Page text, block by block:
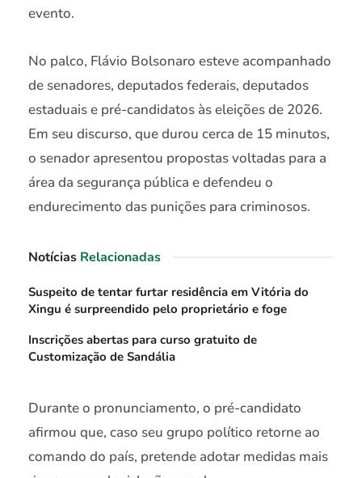
evento.
No palco, Flávio Bolsonaro esteve acompanhado
de senadores, deputados federais, deputados
estaduais e pré-candidatos às eleições de 2026.
Em seu discurso, que durou cerca de 15 minutos,
o senador apresentou propostas voltadas para a
área da segurança pública e defendeu o
endurecimento das punições para criminosos.
Notícias Relacionadas
Suspeito de tentar furtar residência em Vitória do
Xingu é surpreendido pelo proprietário e foge
Inscrições abertas para curso gratuito de
Customização de Sandália
Durante o pronunciamento, o pré-candidato
afirmou que, caso seu grupo político retorne ao
comando do país, pretende adotar medidas mais